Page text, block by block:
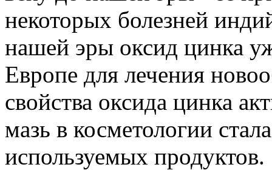
некоторых болезней
нашей эры оксид цинка
Европе для лечения
свойства оксида цинка
мазь в косметологии
используемых продуктов.